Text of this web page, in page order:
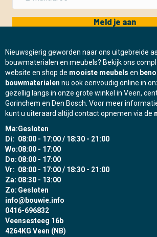
Meld je aan
Nieuwsgierig geworden naar ons uitgebreide
bouwmaterialen en meubels? Bekijk ons
website en shop de mooiste meubels en
bouwmaterialen nu ook eenvoudig online in
gezellig langs in onze grote winkel in Veen,
Gorinchem en Den Bosch. Voor meer
kunt u uiteraard altijd contact opnemen via de
Ma:Gesloten
Di: 08:00 - 17:00 / 18:30 - 21:00
Wo:08:00 - 17:00
Do: 08:00 - 17:00
Vr: 08:00 - 17:00 / 18:30 - 21:00
Za: 08:30 - 13:00
Zo: Gesloten
info@bouwie.info
0416-696832
Veensesteeg 16b
4264KG Veen (NB)